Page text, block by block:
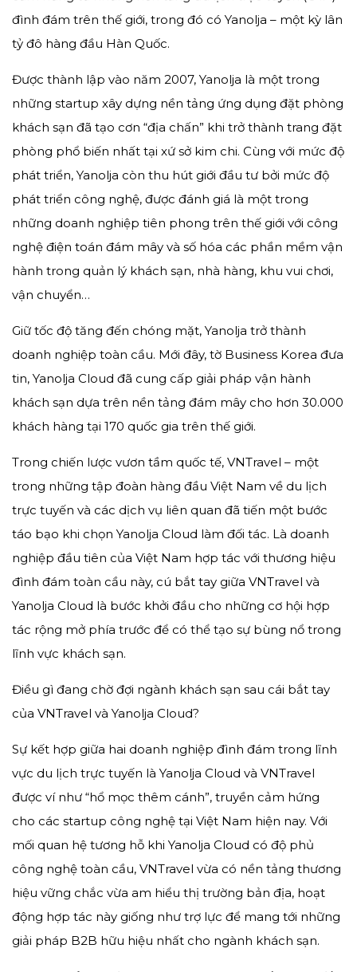
đình đám trên thế giới, trong đó có Yanolja – một kỳ lân
tỷ đô hàng đầu Hàn Quốc.
Được thành lập vào năm 2007, Yanolja là một trong
những startup xây dựng nền tảng ứng dụng đặt phòng
khách sạn đã tạo cơn “địa chấn” khi trở thành trang đặt
phòng phổ biến nhất tại xứ sở kim chi. Cùng với mức độ
phát triển, Yanolja còn thu hút giới đầu tư bởi mức độ
phát triển công nghệ, được đánh giá là một trong
những doanh nghiệp tiên phong trên thế giới với công
nghệ điện toán đám mây và số hóa các phần mềm vận
hành trong quản lý khách sạn, nhà hàng, khu vui chơi,
vận chuyển…
Giữ tốc độ tăng đến chóng mặt, Yanolja trở thành
doanh nghiệp toàn cầu. Mới đây, tờ Business Korea đưa
tin, Yanolja Cloud đã cung cấp giải pháp vận hành
khách sạn dựa trên nền tảng đám mây cho hơn 30.000
khách hàng tại 170 quốc gia trên thế giới.
Trong chiến lược vươn tầm quốc tế, VNTravel – một
trong những tập đoàn hàng đầu Việt Nam về du lịch
trực tuyến và các dịch vụ liên quan đã tiến một bước
táo bạo khi chọn Yanolja Cloud làm đối tác. Là doanh
nghiệp đầu tiên của Việt Nam hợp tác với thương hiệu
đình đám toàn cầu này, cú bắt tay giữa VNTravel và
Yanolja Cloud là bước khởi đầu cho những cơ hội hợp
tác rộng mở phía trước để có thể tạo sự bùng nổ trong
lĩnh vực khách sạn.
Điều gì đang chờ đợi ngành khách sạn sau cái bắt tay
của VNTravel và Yanolja Cloud?
Sự kết hợp giữa hai doanh nghiệp đình đám trong lĩnh
vực du lịch trực tuyến là Yanolja Cloud và VNTravel
được ví như “hổ mọc thêm cánh”, truyền cảm hứng
cho các startup công nghệ tại Việt Nam hiện nay. Với
mối quan hệ tương hỗ khi Yanolja Cloud có độ phủ
công nghệ toàn cầu, VNTravel vừa có nền tảng thương
hiệu vững chắc vừa am hiểu thị trường bản địa, hoạt
động hợp tác này giống như trợ lực để mang tới những
giải pháp B2B hữu hiệu nhất cho ngành khách sạn.